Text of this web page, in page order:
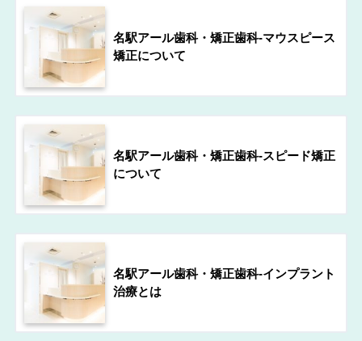
名駅アール歯科・矯正歯科-マウスピース
矯正について
名駅アール歯科・矯正歯科-スピード矯正
について
名駅アール歯科・矯正歯科-インプラント
治療とは